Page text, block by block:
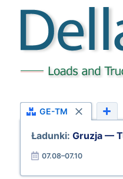
GE-TM
Ładunki: Gruzja —
07.08–07.10